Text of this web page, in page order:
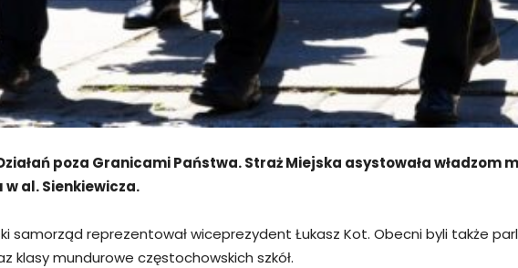
poza Granicami Państwa. Straż Miejska asystowała władzom
al. Sienkiewicza.
samorząd reprezentował wiceprezydent Łukasz Kot. Obecni byli także
klasy mundurowe częstochowskich szkół.